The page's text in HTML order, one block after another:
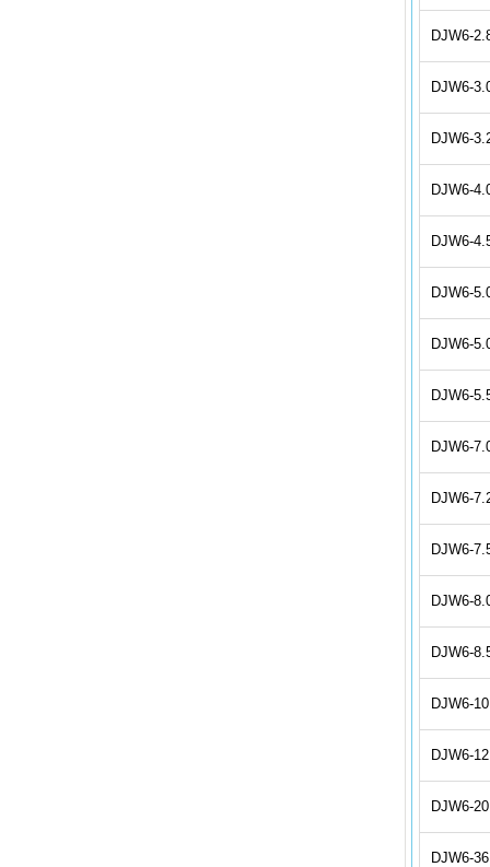
DJW6-
DJW6-
DJW6-
DJW6-
DJW6-
DJW6-
DJW6-
DJW6-
DJW6-
DJW6-
DJW6-
DJW6-
DJW6-
DJW6-10
DJW6-12
DJW6-20
DJW6-36